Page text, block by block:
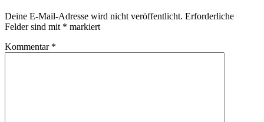
Deine E-Mail-Adresse wird nicht veröffentlicht. Erforderliche
Felder sind mit * markiert
Kommentar *